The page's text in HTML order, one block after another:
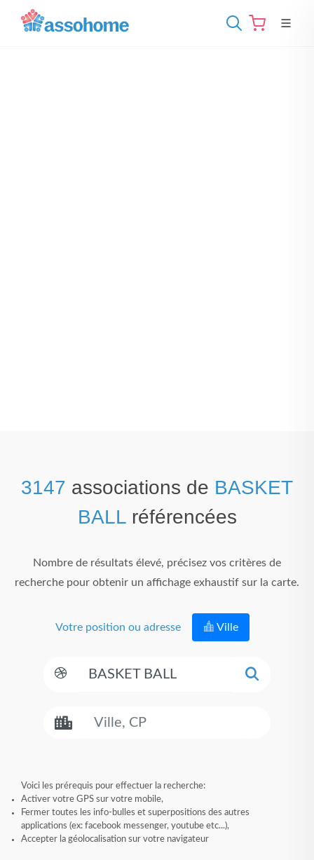
3147 associations de BASKET
BALLréférencées
Nombre de résultats élevé, précisez vos critères de
recherche pour obtenir un affichage exhaustif sur la carte.
Votre position ou adresse Ville
Voici les prérequis pour effectuer la recherche:
Activer votre GPS sur votre mobile,
Fermer toutes les info-bulles et superpositions des autres
applications (ex: facebook messenger, youtube etc...),
Accepter la géolocalisation sur votre navigateur